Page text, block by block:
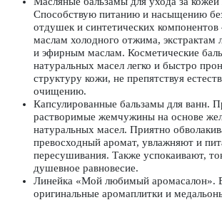
Способствую питанию и насыщению
отдушек и синтетических компонентов
маслам холодного отжима, экстрактам
и эфирным маслам. Косметические
натуральных масел легко и быстро
структуру кожи, не препятствуя
очищению.
Капсулированные бальзамы для ванн.
растворимые жемчужины на основе
натуральных масел. Приятно
превосходный аромат, увлажняют и
пересушивания. Также успокаивают,
душевное равновесие.
Линейка «Мой любимый аромасалон».
оригинальные аромаплитки и